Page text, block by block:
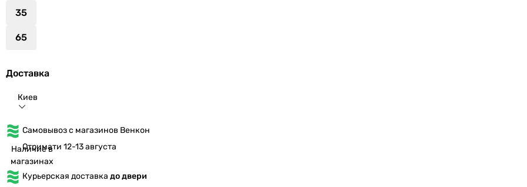
35
65
Доставка
Киев
Самовывоз с магазинов Венкон
Наличие в
магазинах
Отримати 12-13 августа
Курьерская доставка до двери